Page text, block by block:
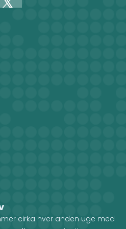
X
cirka hver anden uge med